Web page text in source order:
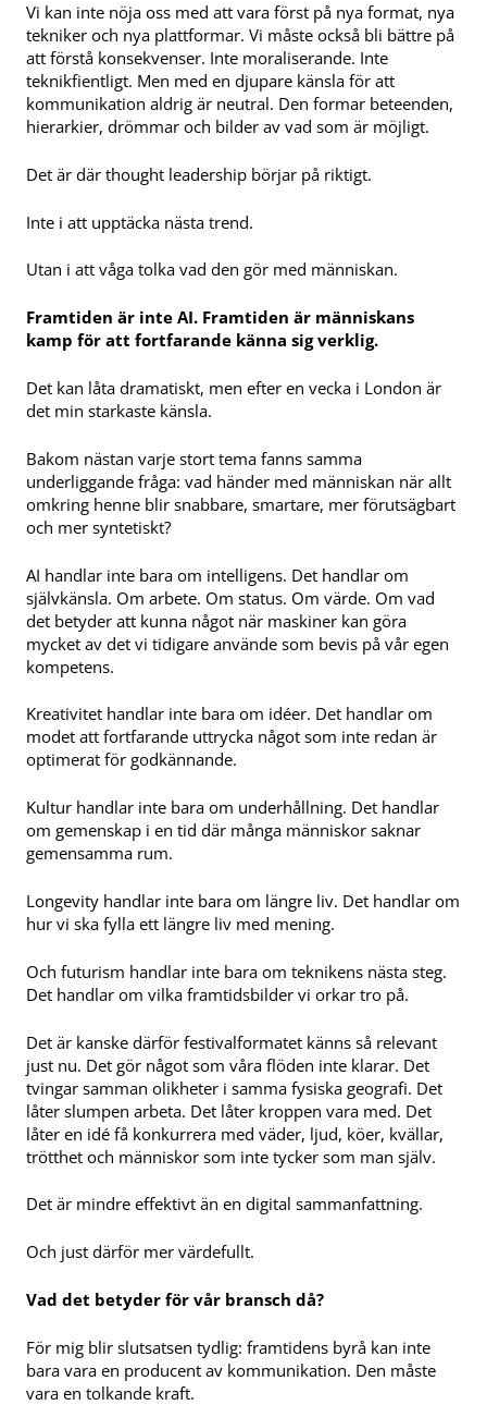
Vi kan inte nöja oss med att vara först på nya format, nya
tekniker och nya plattformar. Vi måste också bli bättre på
att förstå konsekvenser. Inte moraliserande. Inte
teknikfientligt. Men med en djupare känsla för att
kommunikation aldrig är neutral. Den formar beteenden,
hierarkier, drömmar och bilder av vad som är möjligt.
Det är där thought leadership börjar på riktigt.
Inte i att upptäcka nästa trend.
Utan i att våga tolka vad den gör med människan.
Framtiden är inte AI. Framtiden är människans
kamp för att fortfarande känna sig verklig.
Det kan låta dramatiskt, men efter en vecka i London är
det min starkaste känsla.
Bakom nästan varje stort tema fanns samma
underliggande fråga: vad händer med människan när allt
omkring henne blir snabbare, smartare, mer förutsägbart
och mer syntetiskt?
AI handlar inte bara om intelligens. Det handlar om
självkänsla. Om arbete. Om status. Om värde. Om vad
det betyder att kunna något när maskiner kan göra
mycket av det vi tidigare använde som bevis på vår egen
kompetens.
Kreativitet handlar inte bara om idéer. Det handlar om
modet att fortfarande uttrycka något som inte redan är
optimerat för godkännande.
Kultur handlar inte bara om underhållning. Det handlar
om gemenskap i en tid där många människor saknar
gemensamma rum.
Longevity handlar inte bara om längre liv. Det handlar om
hur vi ska fylla ett längre liv med mening.
Och futurism handlar inte bara om teknikens nästa steg.
Det handlar om vilka framtidsbilder vi orkar tro på.
Det är kanske därför festivalformatet känns så relevant
just nu. Det gör något som våra flöden inte klarar. Det
tvingar samman olikheter i samma fysiska geografi. Det
låter slumpen arbeta. Det låter kroppen vara med. Det
låter en idé få konkurrera med väder, ljud, köer, kvällar,
trötthet och människor som inte tycker som man själv.
Det är mindre effektivt än en digital sammanfattning.
Och just därför mer värdefullt.
Vad det betyder för vår bransch då?
För mig blir slutsatsen tydlig: framtidens byrå kan inte
bara vara en producent av kommunikation. Den måste
vara en tolkande kraft.